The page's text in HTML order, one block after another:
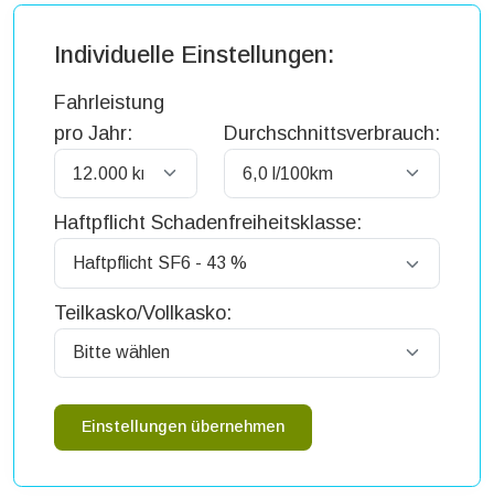
Individuelle Einstellungen:
Fahrleistung
pro Jahr:
Durchschnittsverbrauch:
Haftpflicht Schadenfreiheitsklasse:
Teilkasko/Vollkasko:
Einstellungen übernehmen